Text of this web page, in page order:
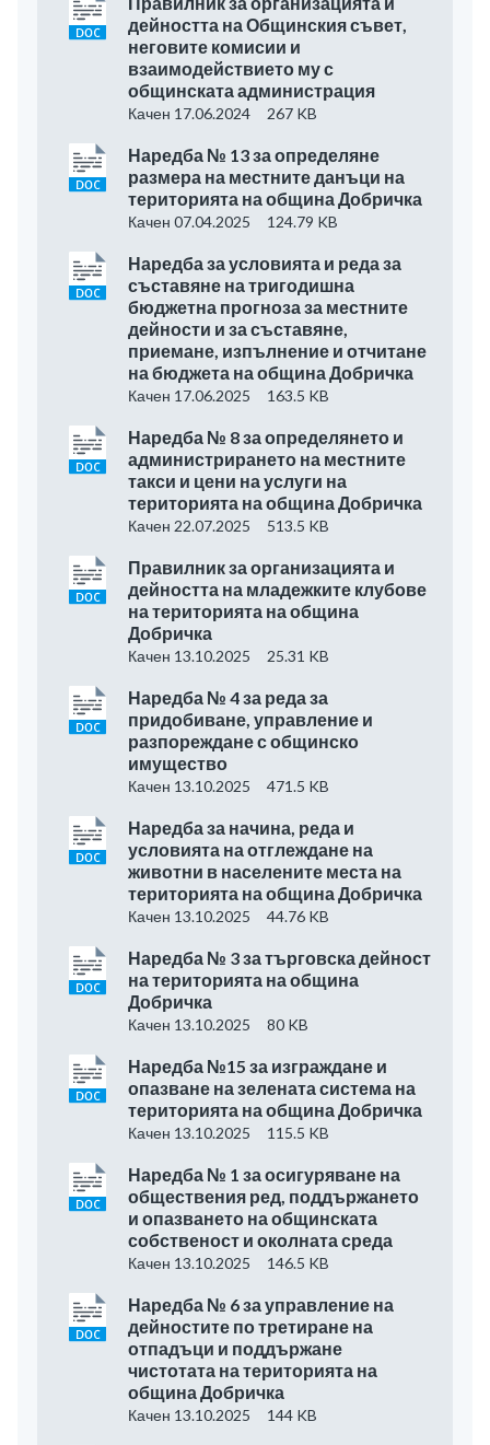
дейността на Общинския съвет,
неговите комисии и
взаимодействието му с
общинската администрация
Качен 17.06.2024 267 KB
Наредба № 13 за определяне
размера на местните данъци на
територията на община Добричка
Качен 07.04.2025 124.79 KB
Наредба за условията и реда за
съставяне на тригодишна
бюджетна прогноза за местните
дейности и за съставяне,
приемане, изпълнение и отчитане
на бюджета на община Добричка
Качен 17.06.2025 163.5 KB
Наредба № 8 за определянето и
администрирането на местните
такси и цени на услуги на
територията на община Добричка
Качен 22.07.2025 513.5 KB
Правилник за организацията и
дейността на младежките клубове
на територията на община
Добричка
Качен 13.10.2025 25.31 KB
Наредба № 4 за реда за
придобиване, управление и
разпореждане с общинско
имущество
Качен 13.10.2025 471.5 KB
Наредба за начина, реда и
условията на отглеждане на
животни в населените места на
територията на община Добричка
Качен 13.10.2025 44.76 KB
Наредба № 3 за търговска дейност
на територията на община
Добричка
Качен 13.10.2025 80 KB
Наредба №15 за изграждане и
опазване на зелената система на
територията на община Добричка
Качен 13.10.2025 115.5 KB
Наредба № 1 за осигуряване на
обществения ред, поддържането
и опазването на общинската
собственост и околната среда
Качен 13.10.2025 146.5 KB
Наредба № 6 за управление на
дейностите по третиране на
отпадъци и поддържане
чистотата на територията на
община Добричка
Качен 13.10.2025 144 KB